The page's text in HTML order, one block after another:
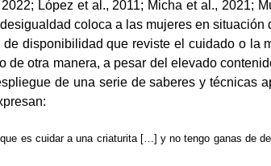
López et al., 2011; Micha et al., 2021;
coloca a las mujeres en
disponibilidad que reviste el cuidado o
otra manera, a pesar del elevado
de una serie de saberes y técnicas
es cuidar a una criaturita […] y no tengo ganas de